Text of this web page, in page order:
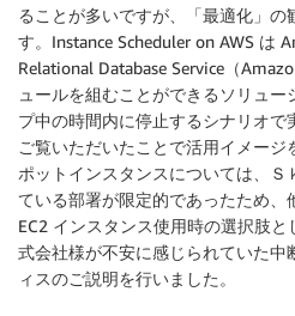
ることが多いですが、「最適化」の
す。Instance Scheduler on AWS は
Relational Database Service（
ュールを組むことができるソリュ
プ中の時間内に停止するシナリオで
ご覧いただいたことで活用イメージ
ポットインスタンスについては、
ている部署が限定的であったため
EC2 インスタンス使用時の選択肢
式会社様が不安に感じられていた中
ィスのご説明を行いました。